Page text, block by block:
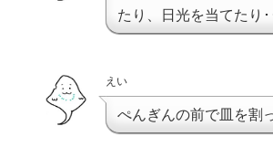
たり、日光を当てたり･
えい
ぺんぎんの前で皿を割